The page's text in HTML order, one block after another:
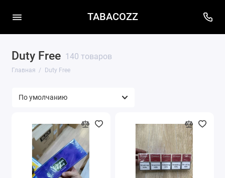
TABACOZZ
Duty Free 140 товаров
Главная Duty Free